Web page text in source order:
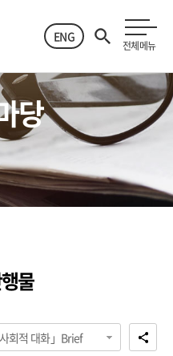
ENG
전체메뉴
당
물
사회적 대화」Brief